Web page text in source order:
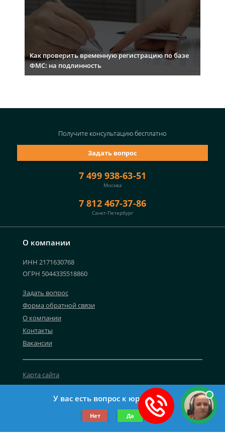
Как проверить временную регистрацию по базе
ФМС: на подлинность
О компании
ИНН 2171630768
ОГРН 5044335518860
Задать вопрос
Форма обратной связи
О компании
Контакты
Вакансии
©2019-2026 Все права защищены.
Карта сайта
Политика персональных данных
7 499 938-63-51
Москва
7 812 467-37-86
Санкт-Петербург
Задать вопрос
Получите консультациюбесплатно
У вас есть вопрос к юристу?
Нет Да